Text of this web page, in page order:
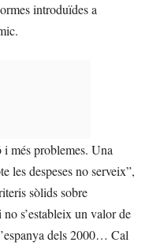
introduïdes a
i més problemes. Una
les despeses no serveix”,
sòlids sobre
s’estableix un valor de
dels 2000… Cal